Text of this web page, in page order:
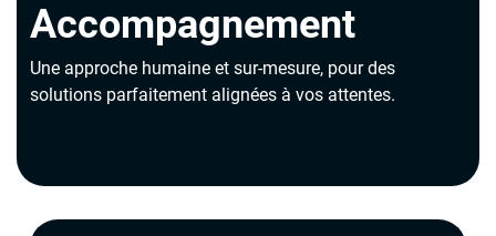
Accompagnement
Une approche humaine et sur-mesure, pour des
solutions parfaitement alignées à vos attentes.